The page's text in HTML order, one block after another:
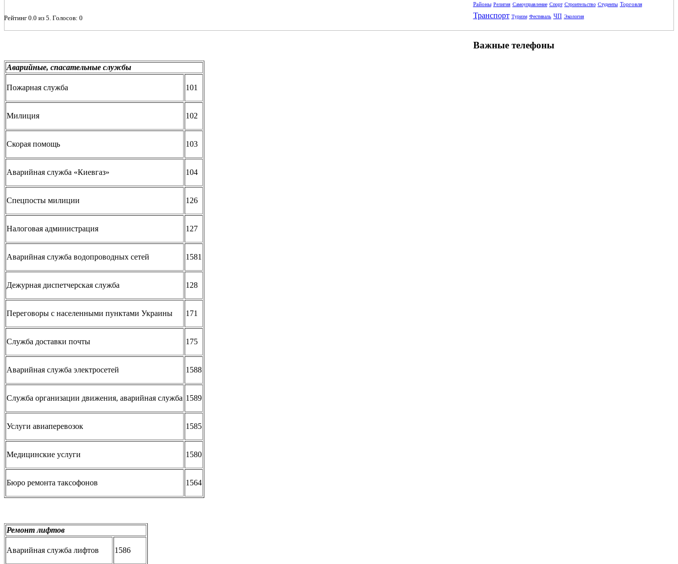
Рейтинг 0.0 из 5 . Голосов: 0
Районы Религия Самоуправление Спорт Строительство Студенты Торговля
Транспорт Туризм Фестиваль ЧП Экология
Важные телефоны
Аварийные, спасательные службы
Пожарная служба 101
Милиция 102
Скорая помощь 103
Аварийная служба «Киевгаз» 104
Спецпосты милиции 126
Налоговая администрация 127
Аварийная служба водопроводных сетей 1581
Дежурная диспетчерская служба 128
Переговоры с населенными пунктами Украины 171
Служба доставки почты 175
Аварийная служба электросетей 1588
Служба организации движения, аварийная служба 1589
Услуги авиаперевозок 1585
Медицинские услуги 1580
Бюро ремонта таксофонов 1564
Ремонт лифтов
Аварийная служба лифтов 1586